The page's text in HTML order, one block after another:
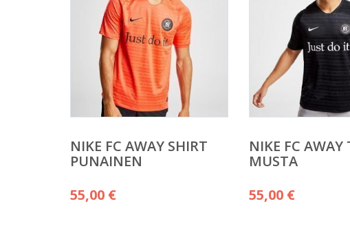
NIKE FC AWAY SHIRT
PUNAINEN
55,00 €
NIKE FC AWAY
MUSTA
55,00 €